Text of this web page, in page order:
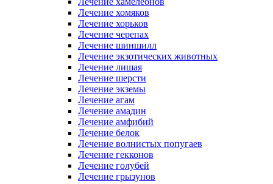
Лечение хомяков
Лечение хорьков
Лечение черепах
Лечение шиншилл
Лечение экзотических животных
Лечение лишая
Лечение шерсти
Лечение экземы
Лечение агам
Лечение амадин
Лечение амфибий
Лечение белок
Лечение волнистых попугаев
Лечение гекконов
Лечение голубей
Лечение грызунов